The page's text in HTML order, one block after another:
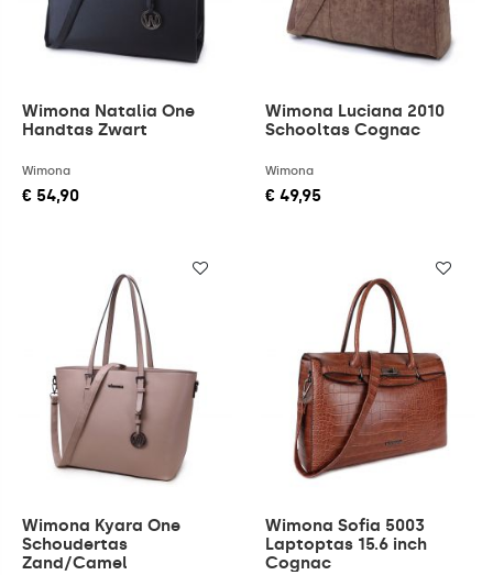
Wimona Natalia One
Handtas Zwart
Wimona
€ 54,90
Wimona Luciana 2010
Schooltas Cognac
Wimona
€ 49,95
Wimona Kyara One
Schoudertas
Zand/Camel
Wimona Sofia 5003
Laptoptas 15.6 inch
Cognac